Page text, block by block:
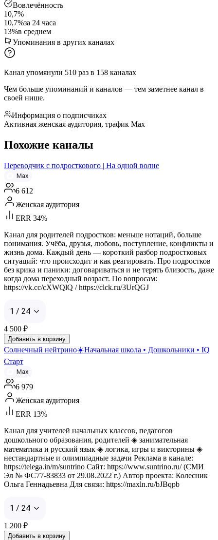
Вовлечённость
10,7%
10,7%за 24 часа
13%в среднем
Упоминания в других каналах
Канал упомянули 510 раз в 158 каналах
Чем больше упоминаний и каналов — тем заметнее канал в
своей нише.
Информация о подписчиках
Активная женская аудитория, трафик Max
Похожие каналы
Переводчик с подросткового | На одной волне
Max
6 612
Женская аудитория
ERR 34%
Канал для родителей подростков: меньше нотаций, больше
понимания. Учёба, друзья, любовь, поступление, конфликты и
жизнь дома. Каждый день — короткий разбор подростковых
ситуаций: что происходит и как реагировать. Про подростков
без крика и паники: договариваться и не терять близость, даже
когда дома переходный возраст. По вопросам:
https://vk.cc/cXWQlQ / https://clck.ru/3UrQGJ
1 / 24
4 500 ₽
Добавить в корзину
Солнечный нейтрино☀️Начальная школа • Дошкольники • IQ
Старт
Max
6 979
Женская аудитория
ERR 13%
Канал для учителей начальных классов, педагогов
дошкольного образования, родителей ◈ занимательная
математика и русский язык ◈ логика, игры и викторины ◈
нестандартные и олимпиадные задачи Реклама в канале:
https://telega.in/m/suntrino Сайт: https://www.suntrino.ru/ (СМИ
Эл № ФС77-83833 от 29.08.2022 г.) Автор проекта: Колесник
Ольга Геннадьевна Для связи: https://maxln.ru/bJBqpb
1 / 24
1 200 ₽
Добавить в корзину